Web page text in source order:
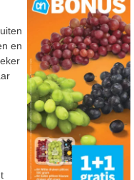
en